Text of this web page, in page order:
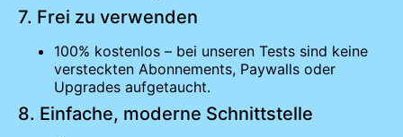
7. Frei zu verwenden
100% kostenlos – bei unseren Tests sind keine
versteckten Abonnements, Paywalls oder
Upgrades aufgetaucht.
8. Einfache, moderne Schnittstelle